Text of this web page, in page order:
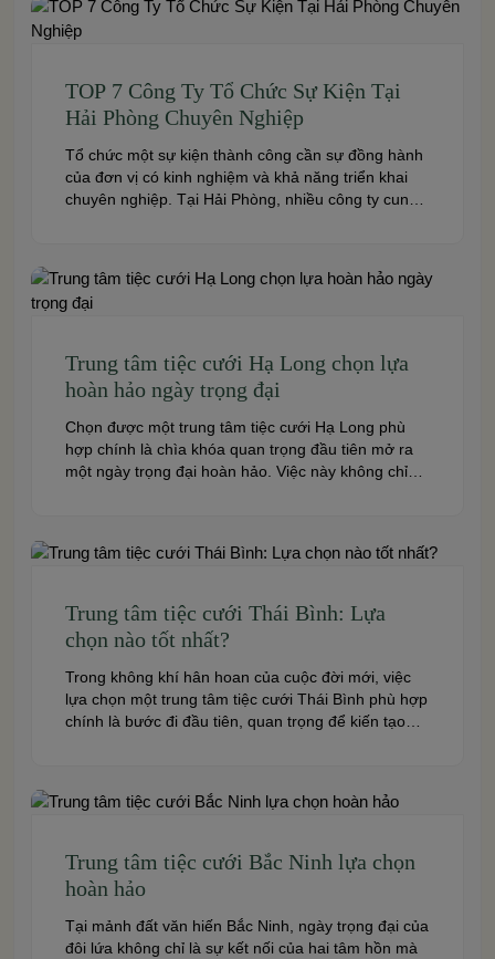
system, and dedicated event support to help
couples create a seamless and memorable […]
TOP 7 Công Ty Tổ Chức Sự Kiện Tại
Hải Phòng Chuyên Nghiệp
Tổ chức một sự kiện thành công cần sự đồng hành
của đơn vị có kinh nghiệm và khả năng triển khai
chuyên nghiệp. Tại Hải Phòng, nhiều công ty cung
Trung tâm tiệc cưới Hạ Long chọn lựa
hoàn hảo ngày trọng đại
Chọn được một trung tâm tiệc cưới Hạ Long phù
hợp chính là chìa khóa quan trọng đầu tiên mở ra
một ngày trọng đại hoàn hảo. Việc này không chỉ
Trung tâm tiệc cưới Thái Bình: Lựa
chọn nào tốt nhất?
Trong không khí hân hoan của cuộc đời mới, việc
lựa chọn một trung tâm tiệc cưới Thái Bình phù hợp
chính là bước đi đầu tiên, quan trọng để kiến tạo
Trung tâm tiệc cưới Bắc Ninh lựa chọn
hoàn hảo
Tại mảnh đất văn hiến Bắc Ninh, ngày trọng đại của
đôi lứa không chỉ là sự kết nối của hai tâm hồn mà